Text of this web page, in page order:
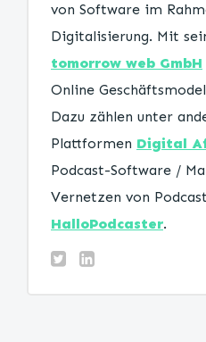
von Software im
Digitalisierung. Mit
tomorrow web GmbH
Online
Dazu zählen unter
Plattformen Digital
Podcast-Software /
Vernetzen von
HalloPodcaster.